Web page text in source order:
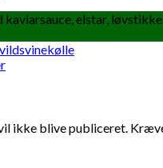
kaviarsauce, elstar,
ikke blive publiceret.